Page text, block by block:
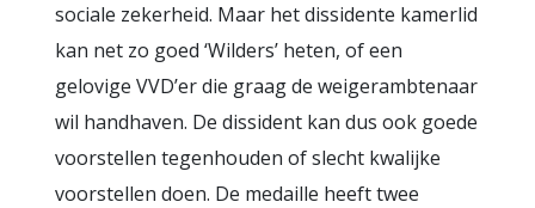
sociale zekerheid. Maar het dissidente kamerlid
kan net zo goed ‘Wilders’ heten, of een
gelovige VVD’er die graag de weigerambtenaar
wil handhaven. De dissident kan dus ook goede
voorstellen tegenhouden of slecht kwalijke
voorstellen doen. De medaille heeft twee